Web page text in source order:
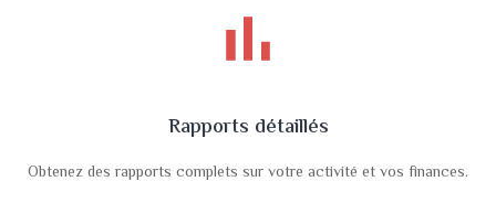
bar_chart
Rapports détaillés
Obtenez des rapports complets sur votre activité et vos finances.